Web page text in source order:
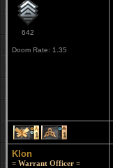
642
Doom Rate: 1.35
1 1
Klon
= Warrant Officer =